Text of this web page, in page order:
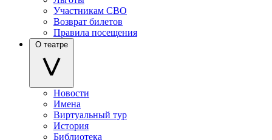
Участникам СВО
Возврат билетов
Правила посещения
О театре
Новости
Имена
Виртуальный тур
История
Библиотека